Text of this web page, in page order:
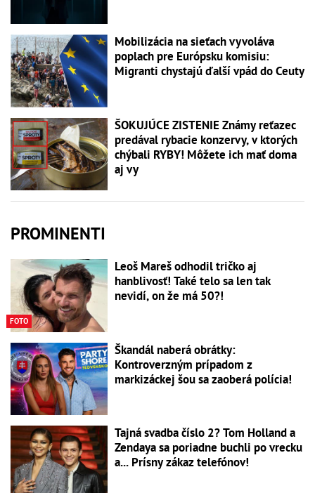
Mobilizácia na sieťach vyvoláva
poplach pre Európsku komisiu:
Migranti chystajú ďalší vpád do Ceuty
ŠOKUJÚCE ZISTENIE Známy reťazec
predával rybacie konzervy, v ktorých
chýbali RYBY! Môžete ich mať doma
aj vy
PROMINENTI
FOTO
Leoš Mareš odhodil tričko aj
hanblivosť! Také telo sa len tak
nevidí, on že má 50?!
Škandál naberá obrátky:
Kontroverzným prípadom z
markizáckej šou sa zaoberá polícia!
Tajná svadba číslo 2? Tom Holland a
Zendaya sa poriadne buchli po vrecku
a... Prísny zákaz telefónov!